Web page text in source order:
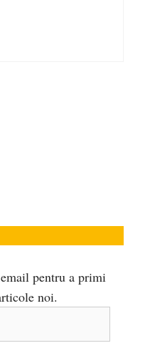
pentru a primi
noi.